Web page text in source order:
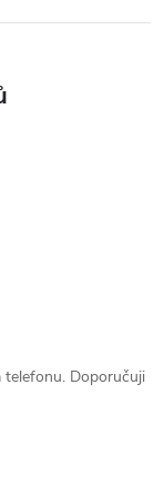
Doporučuji